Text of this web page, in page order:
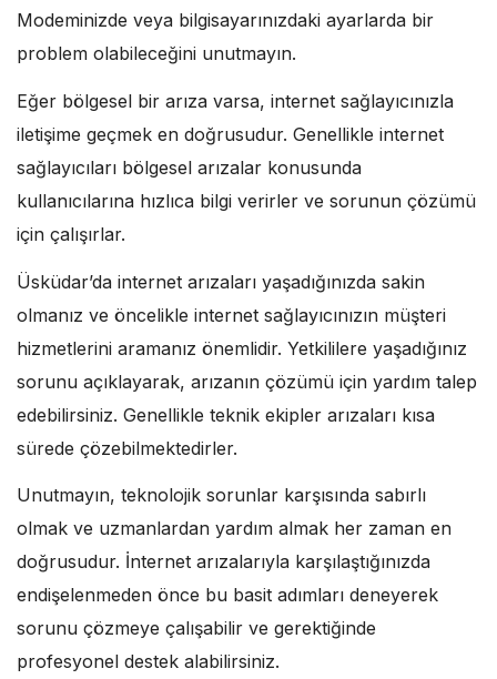
Modeminizde veya bilgisayarınızdaki ayarlarda bir
problem olabileceğini unutmayın.
Eğer bölgesel bir arıza varsa, internet sağlayıcınızla
iletişime geçmek en doğrusudur. Genellikle internet
sağlayıcıları bölgesel arızalar konusunda
kullanıcılarına hızlıca bilgi verirler ve sorunun çözümü
için çalışırlar.
Üsküdar’da internet arızaları yaşadığınızda sakin
olmanız ve öncelikle internet sağlayıcınızın müşteri
hizmetlerini aramanız önemlidir. Yetkililere yaşadığınız
sorunu açıklayarak, arızanın çözümü için yardım talep
edebilirsiniz. Genellikle teknik ekipler arızaları kısa
sürede çözebilmektedirler.
Unutmayın, teknolojik sorunlar karşısında sabırlı
olmak ve uzmanlardan yardım almak her zaman en
doğrusudur. İnternet arızalarıyla karşılaştığınızda
endişelenmeden önce bu basit adımları deneyerek
sorunu çözmeye çalışabilir ve gerektiğinde
profesyonel destek alabilirsiniz.